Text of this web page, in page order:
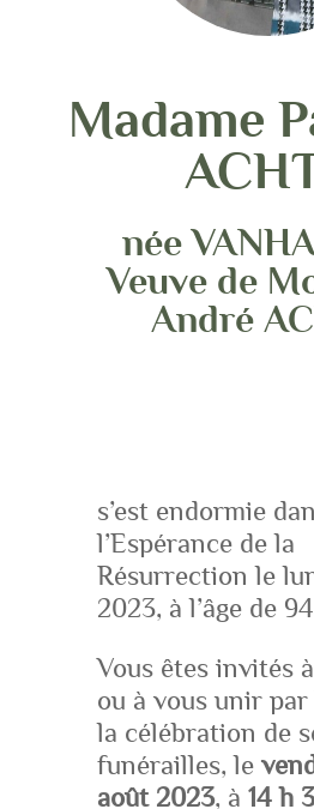
Madame
née
Veuve de
André
s’est endormie
l’Espérance de la
Résurrection le
2023, à l’âge de
Vous êtes invités
ou à vous unir
la célébration de
funérailles, le
août 2023, à 14 h